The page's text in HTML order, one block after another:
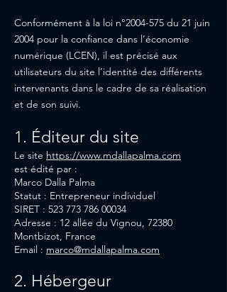
Conformément à la loi n°2004-575 du 21 juin
2004 pour la confiance dans l’économie
numérique (LCEN), il est précisé aux
utilisateurs du site l’identité des différents
intervenants dans le cadre de sa réalisation
et de son suivi.
1. Éditeur du site
Le site https://www.mdallapalma.com
est édité par :
Marco Dalla Palma
Statut : Entrepreneur individuel
SIRET : 523 773 786 00034
Adresse : 12 allée du Vignou, 72380
Montbizot, France
Email : marco@mdallapalma.com
2. Hébergeur